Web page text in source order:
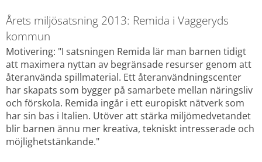
Årets miljösatsning 2013: Remida i Vaggeryds
kommun
Motivering: "I satsningen Remida lär man barnen tidigt
att maximera nyttan av begränsade resurser genom att
återanvända spillmaterial. Ett återanvändningscenter
har skapats som bygger på samarbete mellan näringsliv
och förskola. Remida ingår i ett europiskt nätverk som
har sin bas i Italien. Utöver att stärka miljömedvetandet
blir barnen ännu mer kreativa, tekniskt intresserade och
möjlighetstänkande."